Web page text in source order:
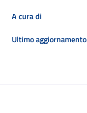
A cura di
Ultimo aggiornamento